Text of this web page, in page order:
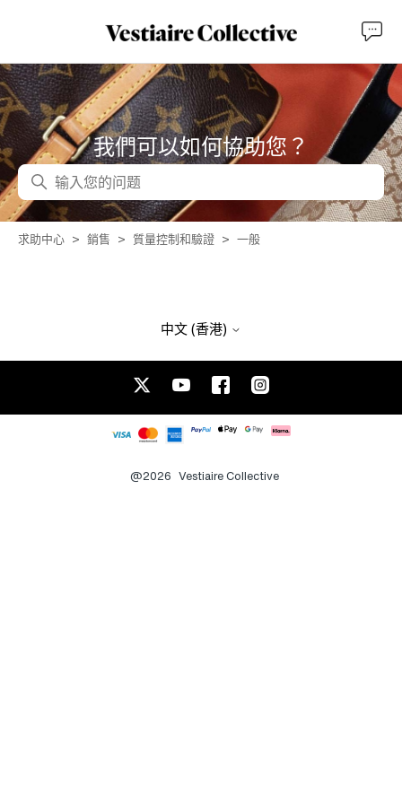
我們可以如何協助您？
搜尋
求助中心 銷售 質量控制和驗證 一般
中文 (香港)
@2026 Vestiaire Collective